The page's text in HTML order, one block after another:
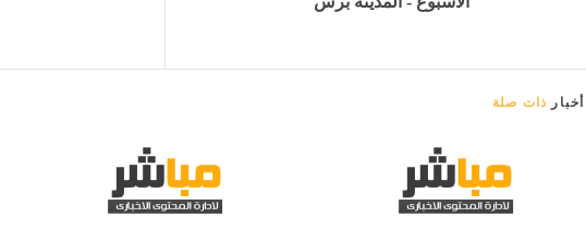
أخبار ذات صلة